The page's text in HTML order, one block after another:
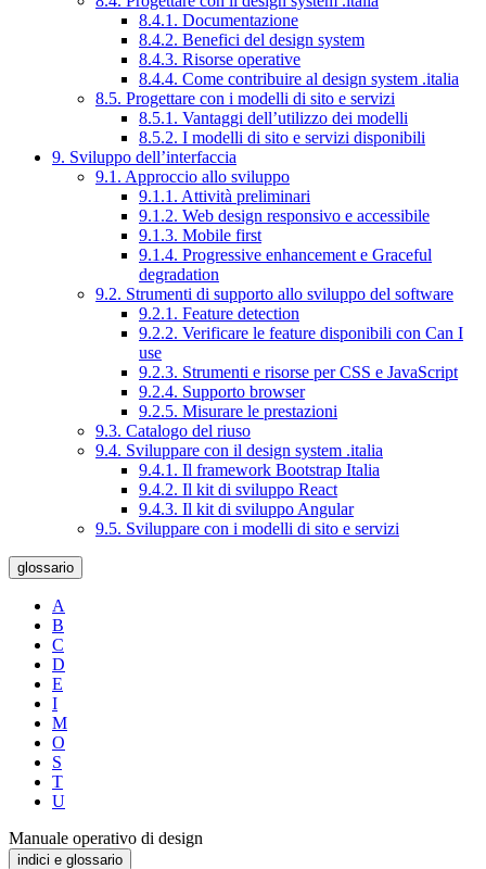
8.4.1. Documentazione
8.4.2. Benefici del design system
8.4.3. Risorse operative
8.4.4. Come contribuire al design system .italia
8.5. Progettare con i modelli di sito e servizi
8.5.1. Vantaggi dell’utilizzo dei modelli
8.5.2. I modelli di sito e servizi disponibili
9. Sviluppo dell’interfaccia
9.1. Approccio allo sviluppo
9.1.1. Attività preliminari
9.1.2. Web design responsivo e accessibile
9.1.3. Mobile first
9.1.4. Progressive enhancement e Graceful
degradation
9.2. Strumenti di supporto allo sviluppo del software
9.2.1. Feature detection
9.2.2. Verificare le feature disponibili con Can I
use
9.2.3. Strumenti e risorse per CSS e JavaScript
9.2.4. Supporto browser
9.2.5. Misurare le prestazioni
9.3. Catalogo del riuso
9.4. Sviluppare con il design system .italia
9.4.1. Il framework Bootstrap Italia
9.4.2. Il kit di sviluppo React
9.4.3. Il kit di sviluppo Angular
9.5. Sviluppare con i modelli di sito e servizi
glossario
A
B
C
D
E
I
M
O
S
T
U
Manuale operativo di design
indici e glossario